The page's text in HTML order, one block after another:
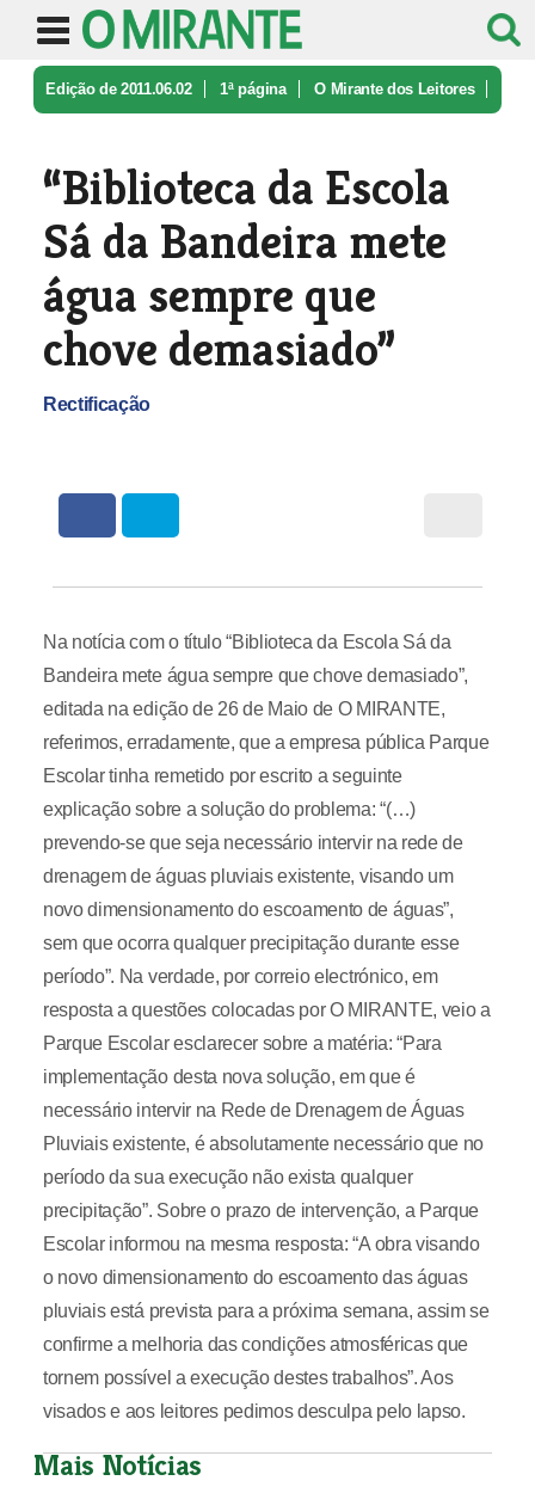
Edição de 2011.06.02 1ª página O Mirante dos Leitores
“Biblioteca da Escola
Sá da Bandeira mete
água sempre que
chove demasiado”
Rectificação
Na notícia com o título “Biblioteca da Escola Sá da
Bandeira mete água sempre que chove demasiado”,
editada na edição de 26 de Maio de O MIRANTE,
referimos, erradamente, que a empresa pública Parque
Escolar tinha remetido por escrito a seguinte
explicação sobre a solução do problema: “(…)
prevendo-se que seja necessário intervir na rede de
drenagem de águas pluviais existente, visando um
novo dimensionamento do escoamento de águas”,
sem que ocorra qualquer precipitação durante esse
período”. Na verdade, por correio electrónico, em
resposta a questões colocadas por O MIRANTE, veio a
Parque Escolar esclarecer sobre a matéria: “Para
implementação desta nova solução, em que é
necessário intervir na Rede de Drenagem de Águas
Pluviais existente, é absolutamente necessário que no
período da sua execução não exista qualquer
precipitação”. Sobre o prazo de intervenção, a Parque
Escolar informou na mesma resposta: “A obra visando
o novo dimensionamento do escoamento das águas
pluviais está prevista para a próxima semana, assim se
confirme a melhoria das condições atmosféricas que
tornem possível a execução destes trabalhos”. Aos
visados e aos leitores pedimos desculpa pelo lapso.
Mais Notícias